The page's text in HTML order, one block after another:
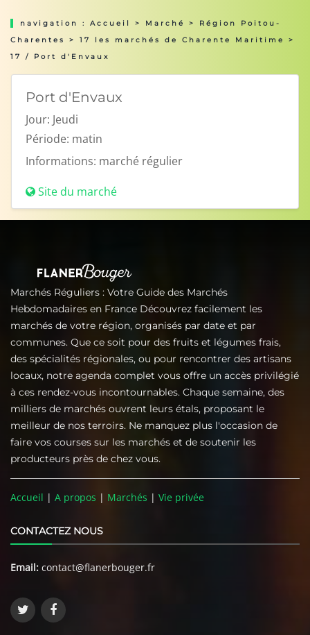
navigation : Accueil > Marché > Région Poitou-
Charentes
> 17 les marchés de Charente Maritime
>
17 / Port d'Envaux
Port d'Envaux
Jour: Jeudi
Période: matin
Informations: marché régulier
Site du marché
Marchés Réguliers : Votre Guide des Marchés
Hebdomadaires en France Découvrez facilement les
marchés de votre région, organisés par date et par
communes. Que ce soit pour des fruits et légumes frais,
des spécialités régionales, ou pour rencontrer des artisans
locaux, notre agenda complet vous offre un accès privilégié
à ces rendez-vous incontournables. Chaque semaine, des
milliers de marchés ouvrent leurs étals, proposant le
meilleur de nos terroirs. Ne manquez plus l'occasion de
faire vos courses sur les marchés et de soutenir les
producteurs près de chez vous.
Accueil | A propos | Marchés | Vie privée
CONTACTEZ NOUS
Email: contact@flanerbouger.fr